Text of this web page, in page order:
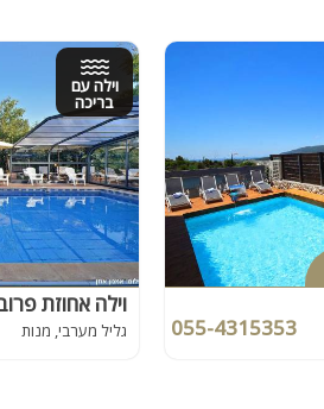
055-4315353
וילה עם
בריכה
וילה אחוזת
גליל מערבי, מנות